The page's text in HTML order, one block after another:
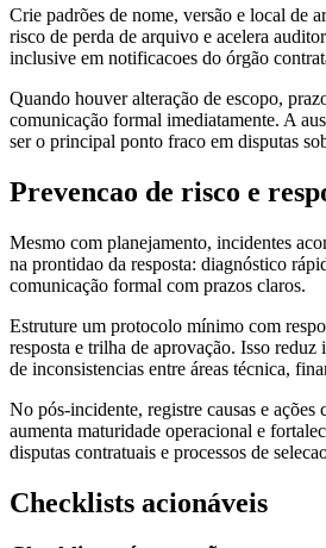
Crie padrões de nome, versão e local de
risco de perda de arquivo e acelera
inclusive em notificacoes do órgão
Quando houver alteração de escopo,
comunicação formal imediatamente. A
ser o principal ponto fraco em disputas
Prevencao de risco e
Mesmo com planejamento, incidentes
na prontidao da resposta: diagnóstico
comunicação formal com prazos claros.
Estruture um protocolo mínimo com
resposta e trilha de aprovação. Isso
de inconsistencias entre áreas técnica,
No pós-incidente, registre causas e ações
aumenta maturidade operacional e
disputas contratuais e processos de
Checklists acionáveis